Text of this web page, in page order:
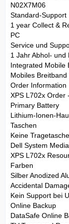
N02X7M06
Standard-Support
1 year Collect &
PC
Service und
1 Jahr Abhol-
Integrated Mobile
Mobiles
Order Information
XPS L702x Order
Primary Battery
Lithium-Ionen-
Taschen
Keine Tragetasche
Dell System
XPS L702x
Farben
Silber Anodized
Accidental
Kein Support bei
Online Backup
DataSafe Online